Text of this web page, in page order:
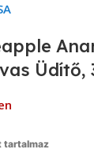
Üdítő,
tartalmaz